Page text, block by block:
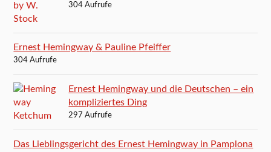
304 Aufrufe
Ernest Hemingway & Pauline Pfeiffer
304 Aufrufe
Ernest Hemingway und die Deutschen – ein
kompliziertes Ding
297 Aufrufe
Das Lieblingsgericht des Ernest Hemingway in Pamplona